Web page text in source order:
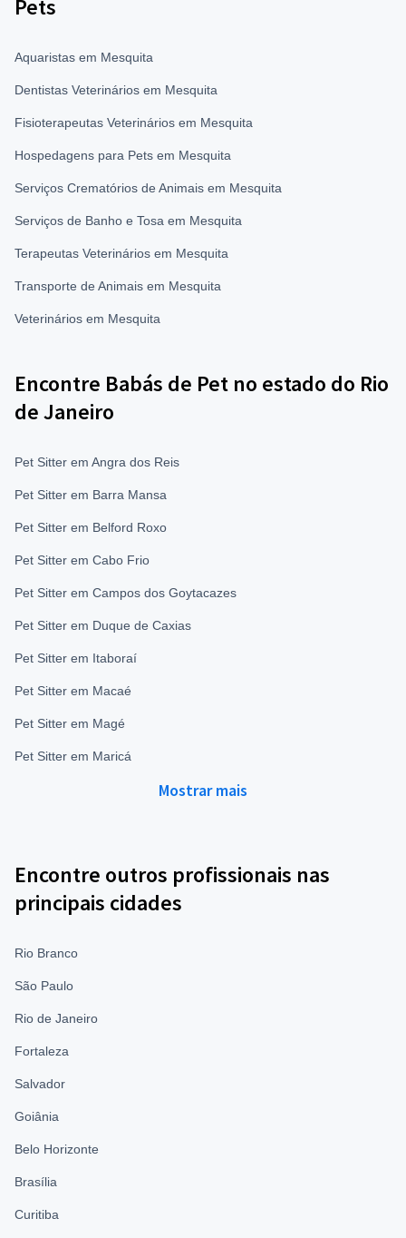
Pets
Aquaristas em Mesquita
Dentistas Veterinários em Mesquita
Fisioterapeutas Veterinários em Mesquita
Hospedagens para Pets em Mesquita
Serviços Crematórios de Animais em Mesquita
Serviços de Banho e Tosa em Mesquita
Terapeutas Veterinários em Mesquita
Transporte de Animais em Mesquita
Veterinários em Mesquita
Encontre Babás de Pet no estado do Rio
de Janeiro
Pet Sitter em Angra dos Reis
Pet Sitter em Barra Mansa
Pet Sitter em Belford Roxo
Pet Sitter em Cabo Frio
Pet Sitter em Campos dos Goytacazes
Pet Sitter em Duque de Caxias
Pet Sitter em Itaboraí
Pet Sitter em Macaé
Pet Sitter em Magé
Pet Sitter em Maricá
Mostrar mais
Encontre outros profissionais nas
principais cidades
Rio Branco
São Paulo
Rio de Janeiro
Fortaleza
Salvador
Goiânia
Belo Horizonte
Brasília
Curitiba